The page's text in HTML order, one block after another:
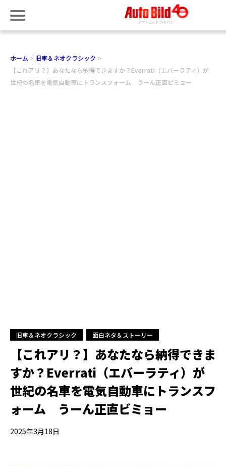
ホーム
旧車＆ネオクラシック
【これアリ？】あなたなら納得できますか？Everrati（エバーラティ）が
世紀の名車を電気自動車にトランスフォーム うーん正直ビミョー
旧車＆ネオクラシック 面白ネタ＆ストーリー
【これアリ？】あなたなら納得できま
すか？Everrati（エバーラティ）が
世紀の名車を電気自動車にトランスフ
ォーム うーん正直ビミョー
2025年3月18日